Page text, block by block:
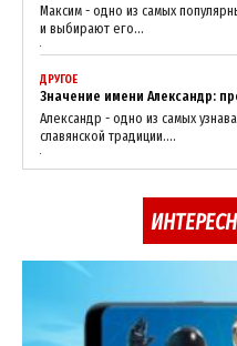
Company
Максим - одно из самых
и выбирают его...
ДРУГОЕ
Значение имени Александр:
Александр - одно из самых
славянской традиции....